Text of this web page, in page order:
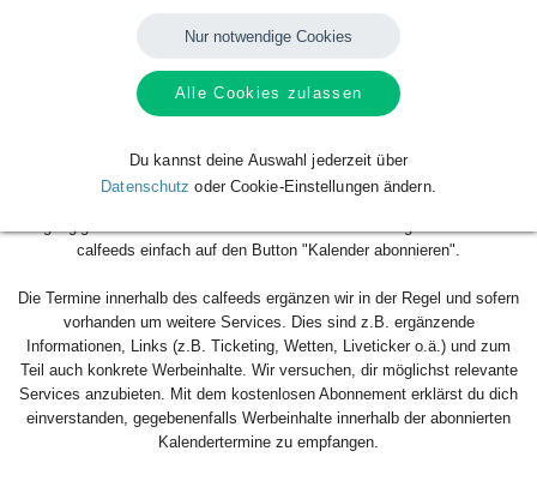
Smartphone, Tablet oder Desktop-PC integrieren? Kein Problem mit den
Beste daran: sobald neue Spieltermine angelegt oder geändert werden,
aktualisiert sich dein Kalender automatisch. Du musst nach dem
mühsam einzutragen gehört also der Vergangenheit an. Los geht´s!
calfeeds einfach auf den Button "Kalender abonnieren".
Die Termine innerhalb des calfeeds ergänzen wir in der Regel und sofern
vorhanden um weitere Services. Dies sind z.B. ergänzende
Informationen, Links (z.B. Ticketing, Wetten, Liveticker o.ä.) und zum
Teil auch konkrete Werbeinhalte. Wir versuchen, dir möglichst relevante
Services anzubieten. Mit dem kostenlosen Abonnement erklärst du dich
einverstanden, gegebenenfalls Werbeinhalte innerhalb der abonnierten
Kalendertermine zu empfangen.
Nur notwendige Cookies
Alle Cookies zulassen
Du kannst deine Auswahl jederzeit über
Datenschutz oder Cookie-Einstellungen ändern.